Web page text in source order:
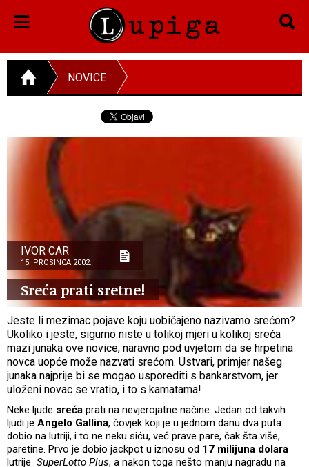
NOVICE
IVOR CAR
15. PROSINCA 2002.
Sreća prati sretne!
Jeste li mezimac pojave koju uobičajeno nazivamo srećom?
Ukoliko i jeste, sigurno niste u tolikoj mjeri u kolikoj sreća
mazi junaka ove novice, naravno pod uvjetom da se hrpetina
novca uopće može nazvati srećom. Ustvari, primjer našeg
junaka najprije bi se mogao usporediti s bankarstvom, jer
uloženi novac se vratio, i to s kamatama!
Neke ljude sreća prati na nevjerojatne načine. Jedan od takvih
ljudi je Angelo Gallina, čovjek koji je u jednom danu dva puta
dobio na lutriji, i to ne neku siću, već prave pare, čak šta više,
paretine. Prvo je dobio jackpot u iznosu od 17 milijuna dolara
lutrije SuperLotto Plus, a nakon toga nešto manju nagradu na